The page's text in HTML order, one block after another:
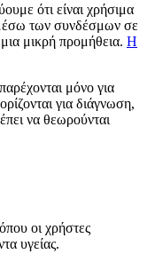
ότι είναι χρήσιμα
των συνδέσμων σε
μικρή προμήθεια. Η
μόνο για
για διάγνωση,
να θεωρούνται
οι χρήστες
υγείας.